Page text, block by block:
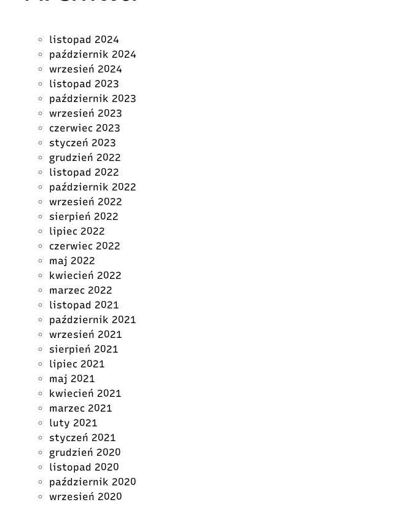
listopad 2024
październik 2024
wrzesień 2024
listopad 2023
październik 2023
wrzesień 2023
czerwiec 2023
styczeń 2023
grudzień 2022
listopad 2022
październik 2022
wrzesień 2022
sierpień 2022
lipiec 2022
czerwiec 2022
maj 2022
kwiecień 2022
marzec 2022
listopad 2021
październik 2021
wrzesień 2021
sierpień 2021
lipiec 2021
maj 2021
kwiecień 2021
marzec 2021
luty 2021
styczeń 2021
grudzień 2020
listopad 2020
październik 2020
wrzesień 2020